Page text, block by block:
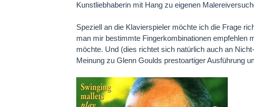
Kunstliebhaberin mit Hang zu eigenen
Speziell an die Klavierspieler möchte ich die Frage
man mir bestimmte Fingerkombinationen empfehlen
möchte. Und (dies richtet sich natürlich auch an
Meinung zu Glenn Goulds prestoartiger Ausführung